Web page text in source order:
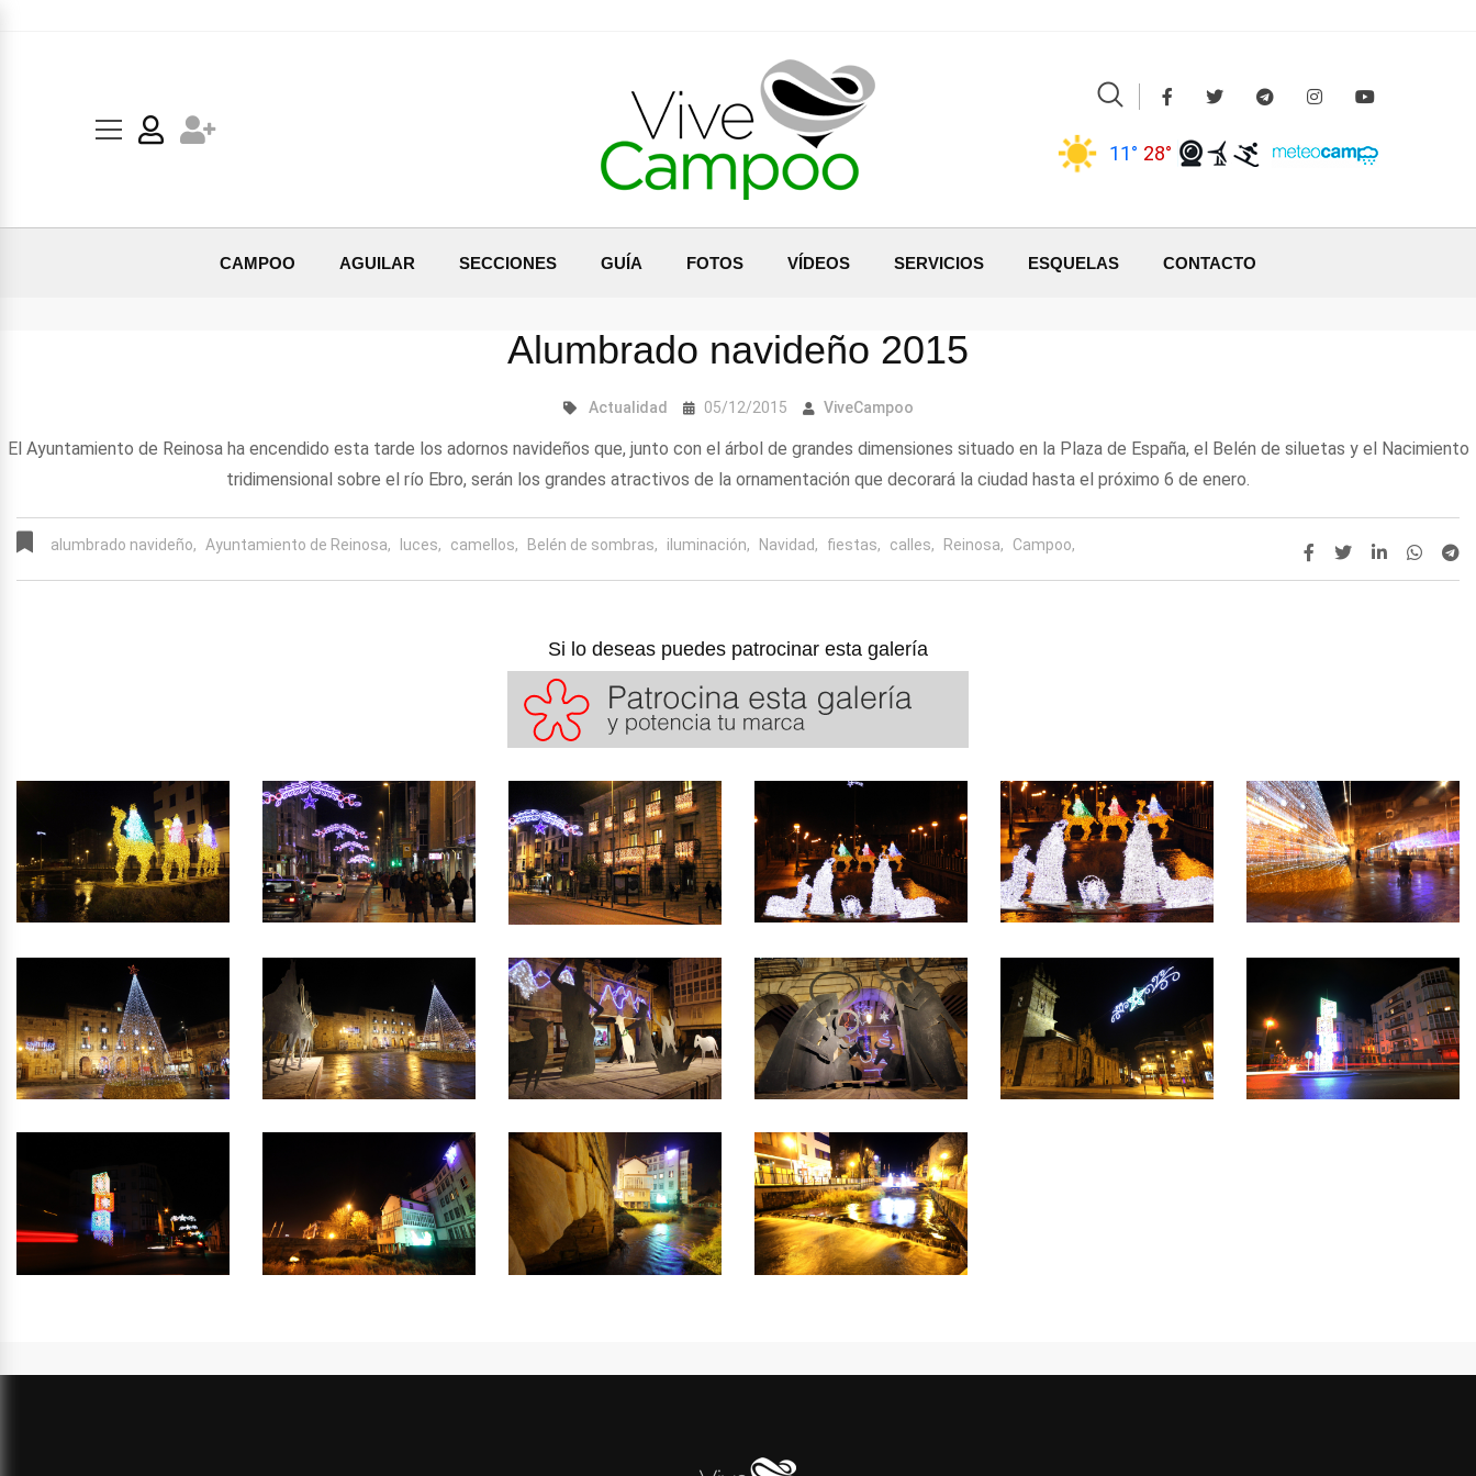
11° 28°
CAMPOO AGUILAR SECCIONES GUÍA FOTOS VÍDEOS SERVICIOS ESQUELAS CONTACTO
Alumbrado navideño 2015
Actualidad 05/12/2015 ViveCampoo
El Ayuntamiento de Reinosa ha encendido esta tarde los adornos navideños que, junto con el árbol de grandes dimensiones situado en la Plaza de España, el Belén de siluetas y el Nacimiento
tridimensional sobre el río Ebro, serán los grandes atractivos de la ornamentación que decorará la ciudad hasta el próximo 6 de enero.
alumbrado navideño, Ayuntamiento de Reinosa, luces, camellos, Belén de sombras, iluminación, Navidad, fiestas, calles, Reinosa, Campoo,
Si lo deseas puedes patrocinar esta galería